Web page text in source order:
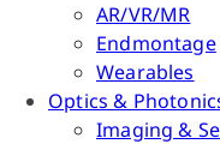
AR/VR/MR
Endmontage
Wearables
Optics &
Imaging &